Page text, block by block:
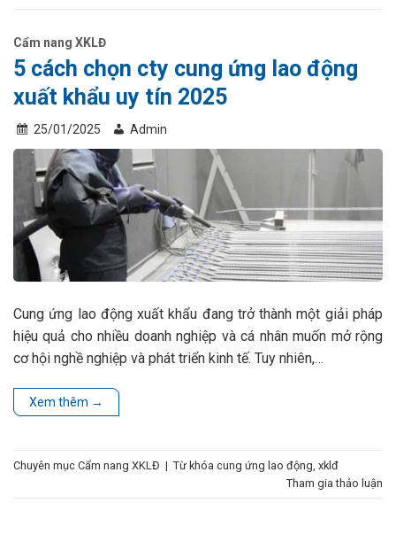
Cẩm nang XKLĐ
5 cách chọn cty cung ứng lao động
xuất khẩu uy tín 2025
25/01/2025 Admin
Cung ứng lao động xuất khẩu đang trở thành một giải pháp
hiệu quả cho nhiều doanh nghiệp và cá nhân muốn mở rộng
cơ hội nghề nghiệp và phát triển kinh tế. Tuy nhiên,…
Xem thêm →
Chuyên mục Cẩm nang XKLĐ | Từ khóa cung ứng lao động xklđ
Tham gia thảo luận